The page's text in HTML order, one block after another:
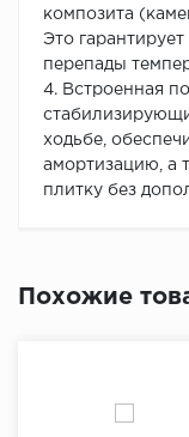
композита
Это
перепады
4. Встроенная
ходьбе,
амортизацию, а
плитку без
Похожие